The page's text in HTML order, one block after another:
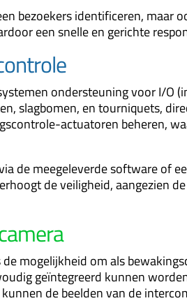
bezoekers identificeren, maar
een snelle en gerichte
ondersteuning voor I/
slagbomen, en tourniquets,
actuatoren beheren,
de meegeleverde software of
de veiligheid, aangezien
mogelijkheid om als
geïntegreerd kunnen
de beelden van de